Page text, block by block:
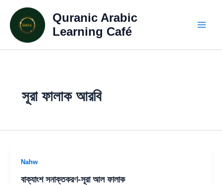
to
content
Quranic Arabic
Learning Café
সূরা ফালাক আরবি
Nahw
বাক্যাংশ সনাক্তকরণ-সূরা আল ফালাক